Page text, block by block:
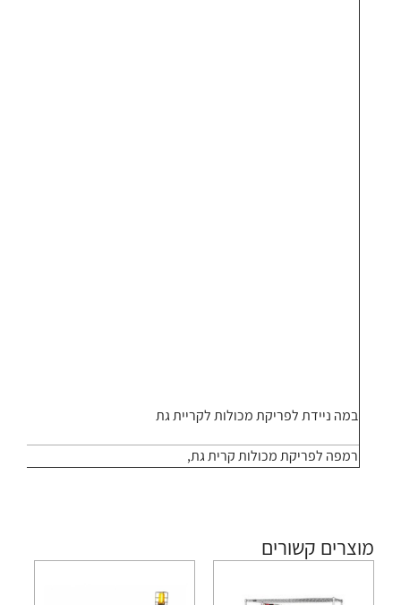
במה ניידת לפריקת מכולות לקריית גת
רמפה לפריקת מכולות קרית גת,
מוצרים קשורים